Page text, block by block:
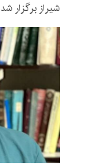
شیراز برگزار